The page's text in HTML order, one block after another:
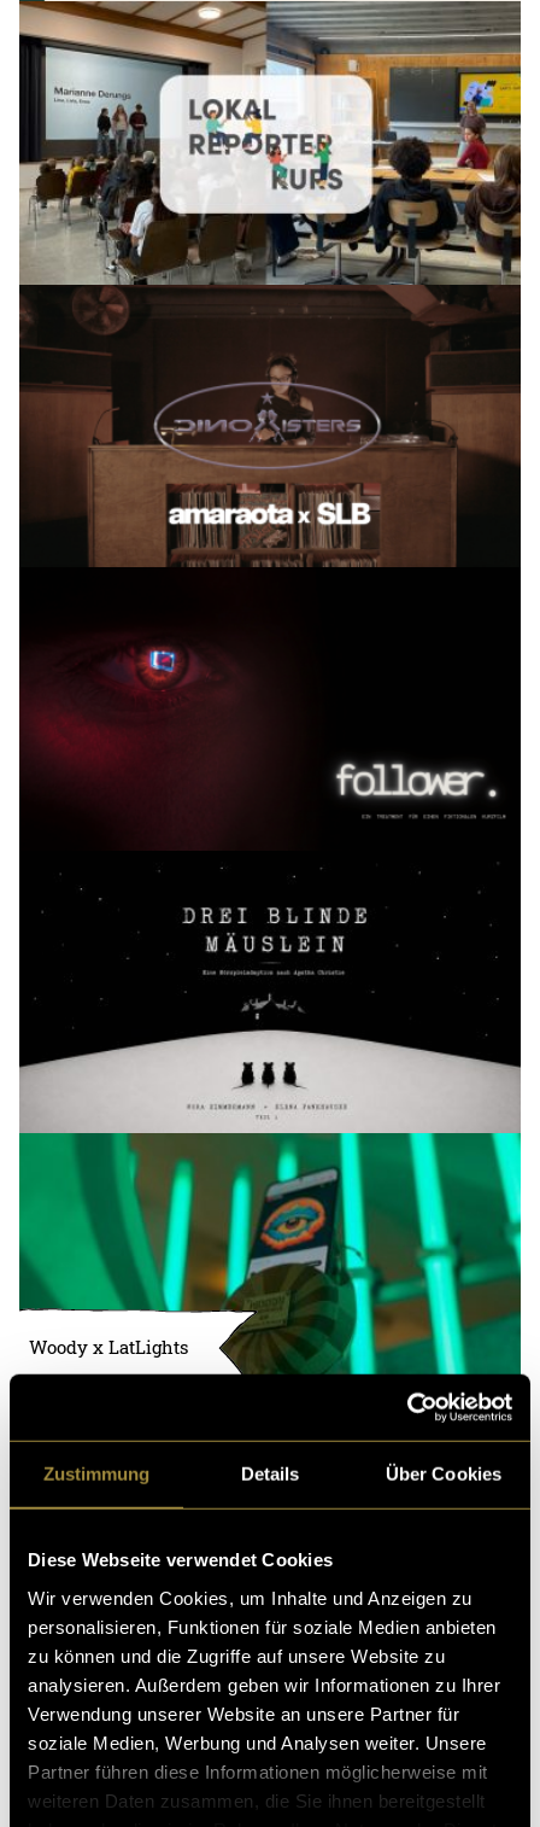
Zustimmung Details Über Cookies
Diese Webseite verwendet Cookies
Wir verwenden Cookies, um Inhalte und Anzeigen zu
personalisieren, Funktionen für soziale Medien anbieten
zu können und die Zugriffe auf unsere Website zu
analysieren. Außerdem geben wir Informationen zu Ihrer
Verwendung unserer Website an unsere Partner für
soziale Medien, Werbung und Analysen weiter. Unsere
Partner führen diese Informationen möglicherweise mit
weiteren Daten zusammen, die Sie ihnen bereitgestellt
Woody x LatLights